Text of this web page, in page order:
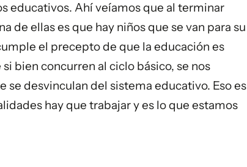
educativos. Ahí veíamos que al terminar
de ellas es que hay niños que se van para su
el precepto de que la educación es
bien concurren al ciclo básico, se nos
desvinculan del sistema educativo. Eso es
hay que trabajar y es lo que estamos